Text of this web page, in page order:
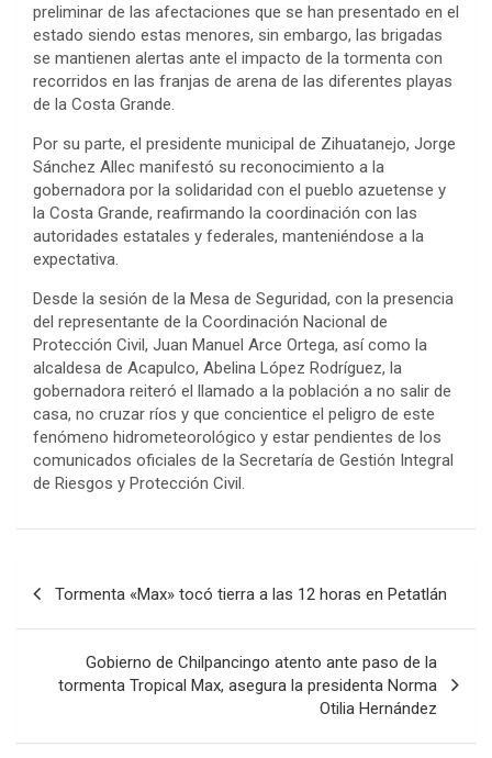
preliminar de las afectaciones que se han presentado en el
estado siendo estas menores, sin embargo, las brigadas
se mantienen alertas ante el impacto de la tormenta con
recorridos en las franjas de arena de las diferentes playas
de la Costa Grande.
Por su parte, el presidente municipal de Zihuatanejo, Jorge
Sánchez Allec manifestó su reconocimiento a la
gobernadora por la solidaridad con el pueblo azuetense y
la Costa Grande, reafirmando la coordinación con las
autoridades estatales y federales, manteniéndose a la
expectativa.
Desde la sesión de la Mesa de Seguridad, con la presencia
del representante de la Coordinación Nacional de
Protección Civil, Juan Manuel Arce Ortega, así como la
alcaldesa de Acapulco, Abelina López Rodríguez, la
gobernadora reiteró el llamado a la población a no salir de
casa, no cruzar ríos y que concientice el peligro de este
fenómeno hidrometeorológico y estar pendientes de los
comunicados oficiales de la Secretaría de Gestión Integral
de Riesgos y Protección Civil.
Tormenta «Max» tocó tierra a las 12 horas en Petatlán
Gobierno de Chilpancingo atento ante paso de la
tormenta Tropical Max, asegura la presidenta Norma
Otilia Hernández